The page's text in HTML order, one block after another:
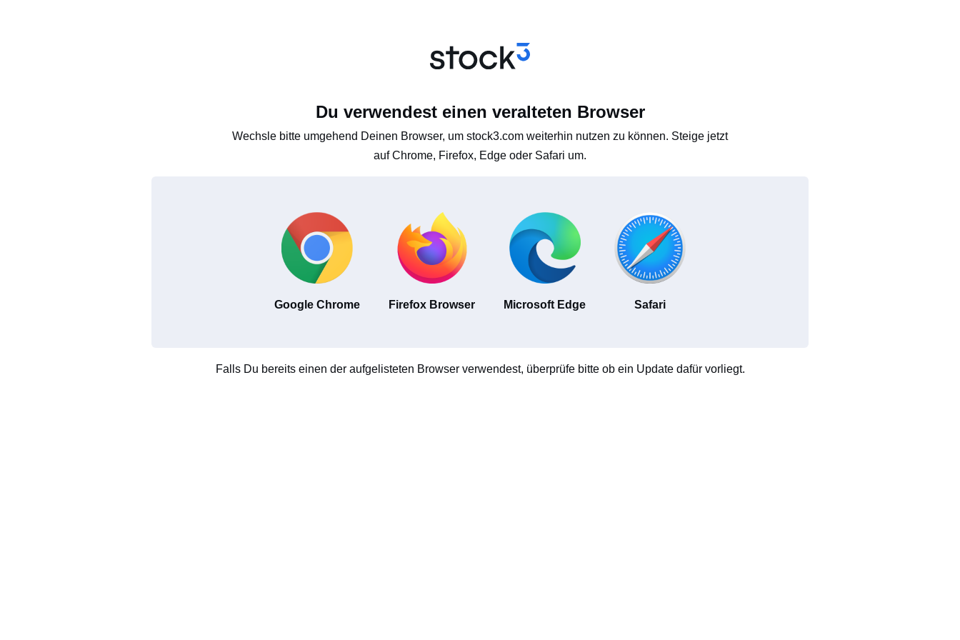
Du verwendest einen veralteten Browser
Wechsle bitte umgehend Deinen Browser, um stock3.com weiterhin nutzen zu können. Steige jetzt
auf Chrome, Firefox, Edge oder Safari um.
Google Chrome Firefox Browser Microsoft Edge Safari
Falls Du bereits einen der aufgelisteten Browser verwendest, überprüfe bitte ob ein Update dafür vorliegt.